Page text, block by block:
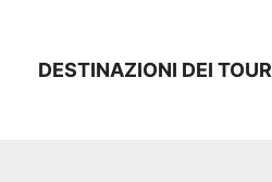
DESTINAZIONI DEI TOUR